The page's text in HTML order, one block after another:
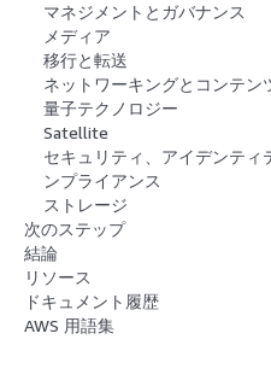
マネジメントとガバナンス
メディア
移行と転送
ネットワーキングとコンテン
量子テクノロジー
Satellite
セキュリティ、アイデンティ
ンプライアンス
ストレージ
次のステップ
結論
リソース
ドキュメント履歴
AWS 用語集